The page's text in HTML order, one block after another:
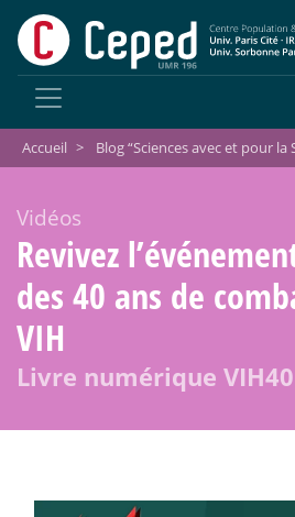
Accueil > Blog “Sciences avec et pour la
Vidéos
Revivez
des 40 ans de
VIH
Livre numérique VIH40